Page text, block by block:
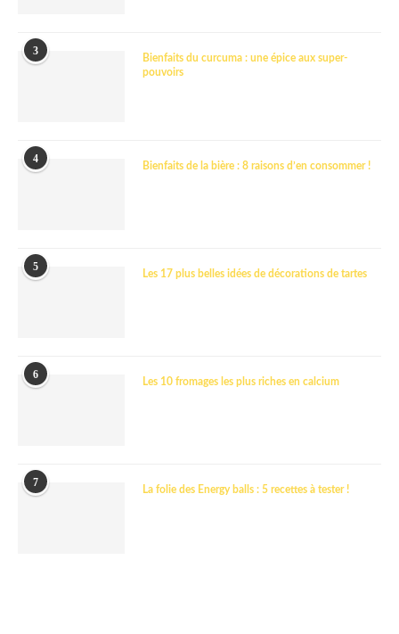
3
Bienfaits du curcuma : une épice aux super-
pouvoirs
4
Bienfaits de la bière : 8 raisons d’en consommer !
5
Les 17 plus belles idées de décorations de tartes
6
Les 10 fromages les plus riches en calcium
7
La folie des Energy balls : 5 recettes à tester !